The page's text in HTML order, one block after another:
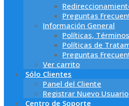
Preguntas
Información General
Políticas,
Políticas de
Preguntas
Ver carrito
Sólo Clientes
Panel del Cliente
Registrar Nuevo Usuario
Centro de Soporte